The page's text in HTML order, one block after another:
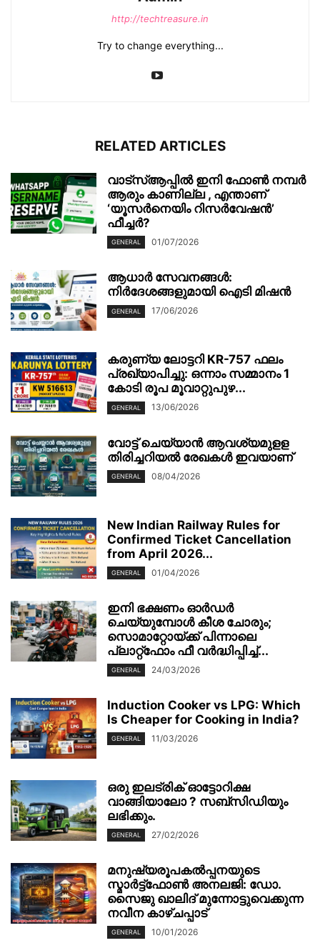
http://techtreasure.in
Try to change everything...
RELATED ARTICLES
വാട്‌സ്ആപ്പിൽ ഇനി ഫോൺ നമ്പർ
ആരും കാണില്ല , എന്താണ്
‘യൂസർനെയിം റിസർവേഷൻ’
ഫീച്ചർ?
GENERAL 01/07/2026
ആധാർ സേവനങ്ങൾ:
നിർദേശങ്ങളുമായി ഐടി മിഷൻ
GENERAL 17/06/2026
കരുണ്യ ലോട്ടറി KR-757 ഫലം
പ്രഖ്യാപിച്ചു: ഒന്നാം സമ്മാനം 1
കോടി രൂപ മൂവാറ്റുപുഴ...
GENERAL 13/06/2026
വോട്ട് ചെയ്യാന്‍ ആവശ്യമുളള
തിരിച്ചറിയല്‍ രേഖകള്‍ ഇവയാണ്
GENERAL 08/04/2026
New Indian Railway Rules for
Confirmed Ticket Cancellation
from April 2026...
GENERAL 01/04/2026
ഇനി ഭക്ഷണം ഓർഡർ
ചെയ്യുമ്പോൾ കീശ ചോരും;
സൊമാറ്റോയ്ക്ക് പിന്നാലെ
പ്ലാറ്റ്‌ഫോം ഫീ വർദ്ധിപ്പിച്ച്...
GENERAL 24/03/2026
Induction Cooker vs LPG: Which
Is Cheaper for Cooking in India?
GENERAL 11/03/2026
ഒരു ഇലട്രിക് ഓട്ടോറിക്ഷ
വാങ്ങിയാലോ ? സബ്സിഡിയും
ലഭിക്കും.
GENERAL 27/02/2026
മനുഷ്യരൂപകൽപ്പനയുടെ
സ്മാർട്ട്‌ഫോൺ അനലജി: ഡോ.
സൈജു ഖാലിദ് മുന്നോട്ടുവെക്കുന്ന
നവീന കാഴ്ചപ്പാട്
GENERAL 10/01/2026